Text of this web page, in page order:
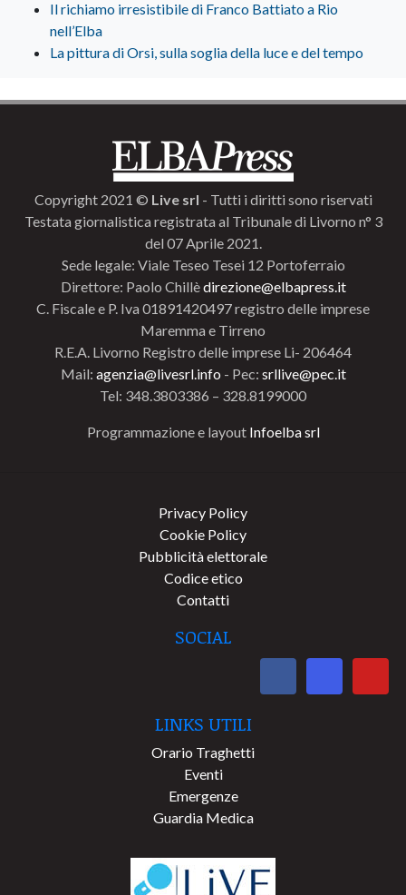
Il richiamo irresistibile di Franco Battiato a Rio
nell’Elba
La pittura di Orsi, sulla soglia della luce e del tempo
Copyright 2021 © Live srl - Tutti i diritti sono riservati
Testata giornalistica registrata al Tribunale di Livorno n° 3
del 07 Aprile 2021.
Sede legale: Viale Teseo Tesei 12 Portoferraio
Direttore: Paolo Chillèdirezione@elbapress.it
C. Fiscale e P. Iva 01891420497 registro delle imprese
Maremma e Tirreno
R.E.A. Livorno Registro delle imprese Li- 206464
Mail: agenzia@livesrl.info - Pec: srllive@pec.it
Tel: 348.3803386 – 328.8199000
Programmazione e layout Infoelba srl
Privacy Policy
Cookie Policy
Pubblicità elettorale
Codice etico
Contatti
SOCIAL
LINKS UTILI
Orario Traghetti
Eventi
Emergenze
Guardia Medica